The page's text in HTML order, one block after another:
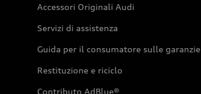
Accessori Originali Audi
Servizi di assistenza
Guida per il consumatore sulle garanzie
Restituzione e riciclo
Contributo AdBlue®